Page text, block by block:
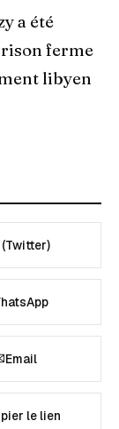
a été
ferme
libyen
(Twitter)
Email
le lien